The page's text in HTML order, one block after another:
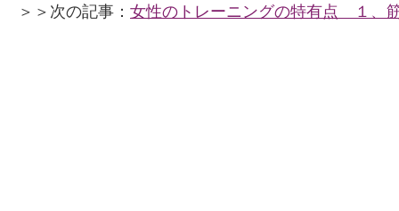
＞＞次の記事： 女性のトレーニングの特有点 １、